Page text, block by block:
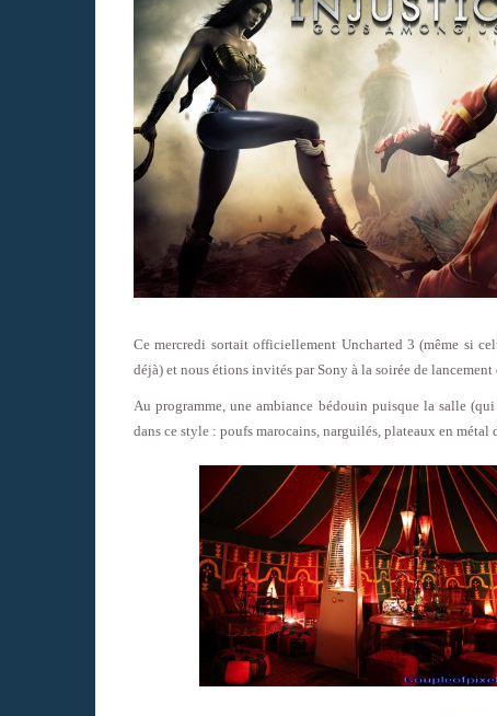
Ce mercredi sortait officiellement Uncharted 3 (même si
déjà) et nous étions invités par Sony à la soirée de
Au programme, une ambiance bédouin puisque la salle
dans ce style : poufs marocains, narguilés, plateaux en